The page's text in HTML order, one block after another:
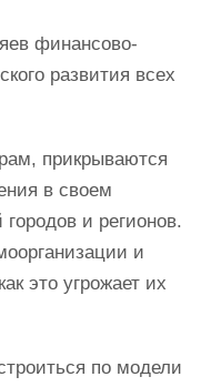
финансово-
развития всех
прикрываются
в своем
и регионов.
и
это угрожает их
по модели